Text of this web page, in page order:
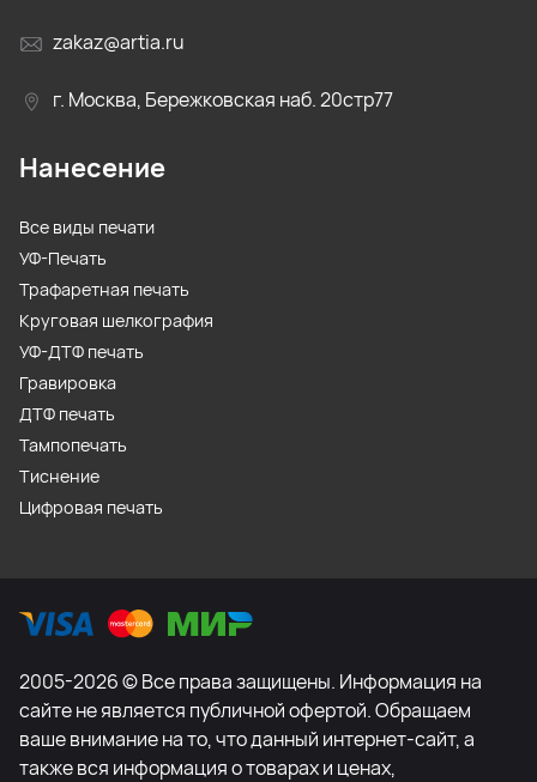
zakaz@artia.ru
г. Москва, Бережковская наб. 20стр77
Нанесение
Все виды печати
УФ-Печать
Трафаретная печать
Круговая шелкография
УФ-ДТФ печать
Гравировка
ДТФ печать
Тампопечать
Тиснение
Цифровая печать
2005-2026 © Все права защищены. Информация на
сайте не является публичной офертой. Обращаем
ваше внимание на то, что данный интернет-сайт, а
также вся информация о товарах и ценах,